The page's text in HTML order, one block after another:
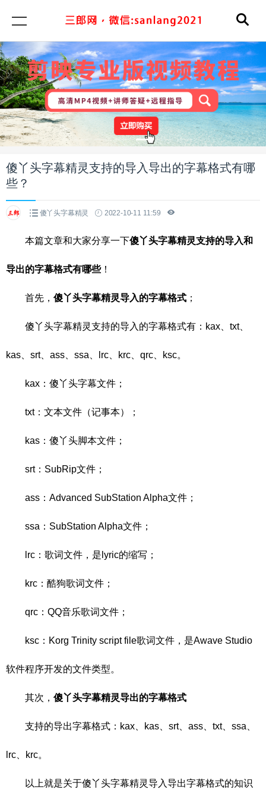
傻丫头字幕精灵支持的导入导出的字幕格式有哪
些？
傻丫头字幕精灵 2022-10-11 11:59
本篇文章和大家分享一下傻丫头字幕精灵支持的导入和
导出的字幕格式有哪些！
首先， 傻丫头字幕精灵导入的字幕格式 ；
傻丫头字幕精灵支持的导入的字幕格式有：kax、txt、
kas、srt、ass、ssa、lrc、krc、qrc、ksc。
kax：傻丫头字幕文件；
txt：文本文件（记事本）；
kas：傻丫头脚本文件；
srt：SubRip文件；
ass：Advanced SubStation Alpha文件；
ssa：SubStation Alpha文件；
lrc：歌词文件，是lyric的缩写；
krc：酷狗歌词文件；
qrc：QQ音乐歌词文件；
ksc：Korg Trinity script file歌词文件，是Awave Studio
软件程序开发的文件类型。
其次， 傻丫头字幕精灵导出的字幕格式
支持的导出字幕格式：kax、kas、srt、ass、txt、ssa、
lrc、krc。
以上就是关于傻丫头字幕精灵导入导出字幕格式的知识